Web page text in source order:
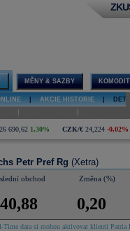
MĚNY & SAZBY
AKCIE HISTORIE
26 690,62 1,30% CZK/€ 24,224 -0,02%
Petr Pref Rg (Xetra)
obchod Změna (%)
40,88 0,20
Time data si mohou aktivovat klienti